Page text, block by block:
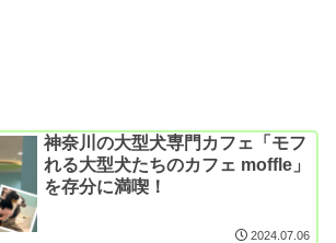
神奈川の大型犬専門カフェ「モフ
れる大型犬たちのカフェ moffle」
を存分に満喫！
2024.07.06